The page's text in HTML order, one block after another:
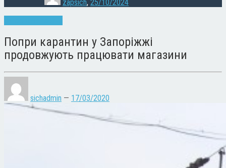
zapsich, 25/10/2024
Попри карантин у Запоріжжі
продовжують працювати магазини
sichadmin — 17/03/2020